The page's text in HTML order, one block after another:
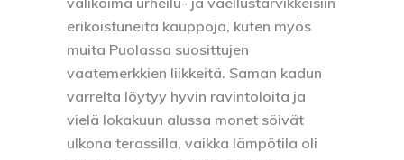
erikoistuneita kauppoja, kuten myös
muita Puolassa suosittujen
vaatemerkkien liikkeitä. Saman kadun
varrelta löytyy hyvin ravintoloita ja
vielä lokakuun alussa monet söivät
ulkona terassilla, vaikka lämpötila oli